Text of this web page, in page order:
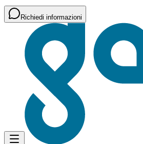
Richiedi informazioni